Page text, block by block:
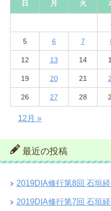
日 月 火
5 6 7
12 13 14
19 20 21
26 27 28
12月 »
最近の投稿
2019DIA修行第8回 石垣
2019DIA修行第7回 石垣